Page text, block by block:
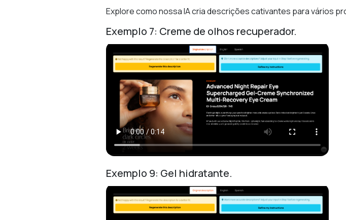
Explore como nossa IA cria descrições cativantes para vários
Exemplo 7: Creme de olhos recuperador.
Exemplo 9: Gel hidratante.